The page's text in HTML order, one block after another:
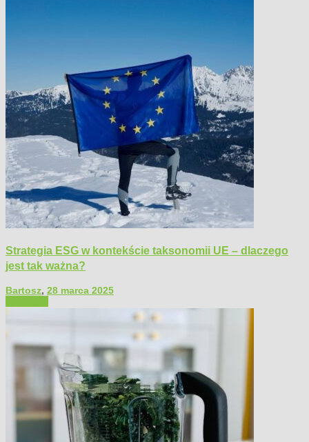
Strategia ESG w kontekście taksonomii UE – dlaczego
jest tak ważna?
Bartosz, 28 marca 2025